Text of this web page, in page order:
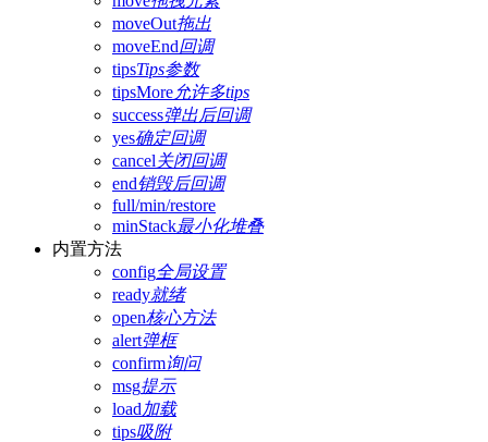
moveOut拖出
moveEnd回调
tipsTips参数
tipsMore 允许多tips
success弹出后回调
yes确定回调
cancel关闭回调
end销毁后回调
full/min/restore
minStack最小化堆叠
内置方法
config全局设置
ready就绪
open核心方法
alert弹框
confirm询问
msg提示
load加载
tips吸附